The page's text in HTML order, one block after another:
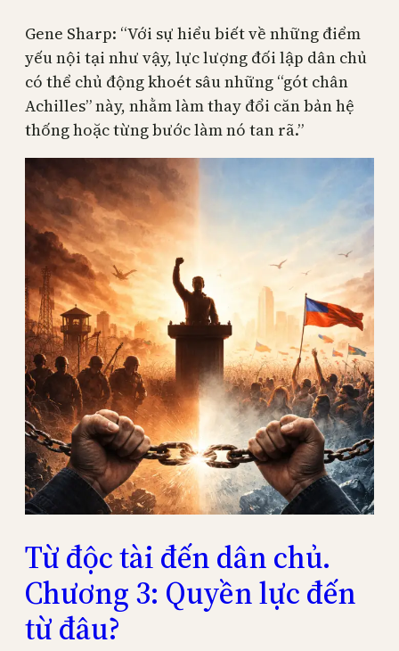
Gene Sharp: “Với sự hiểu biết về những điểm
yếu nội tại như vậy, lực lượng đối lập dân chủ
có thể chủ động khoét sâu những “gót chân
Achilles” này, nhằm làm thay đổi căn bản hệ
thống hoặc từng bước làm nó tan rã.”
Từ độc tài đến dân chủ.
Chương 3: Quyền lực đến
từ đâu?